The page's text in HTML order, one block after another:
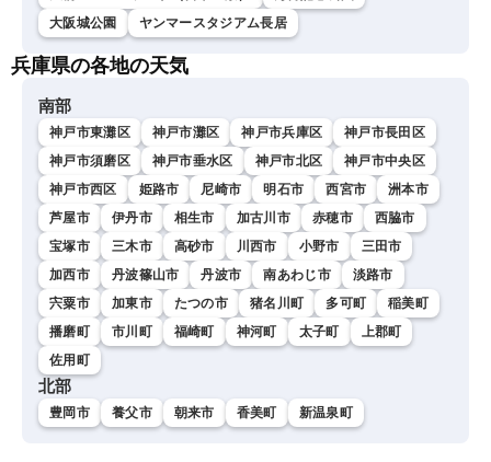
大阪城公園
ヤンマースタジアム長居
兵庫県の各地の天気
南部
神戸市東灘区 神戸市灘区 神戸市兵庫区
神戸市長田区
神戸市須磨区
神戸市垂水区 神戸市北区
神戸市中央区
神戸市西区
姫路市 尼崎市 明石市 西宮市
洲本市
芦屋市
伊丹市 相生市 加古川市 赤穂市
西脇市
宝塚市
三木市 高砂市 川西市 小野市
三田市
加西市
丹波篠山市 丹波市 南あわじ市
淡路市
宍粟市
加東市 たつの市 猪名川町 多可町
稲美町
播磨町
市川町 福崎町 神河町 太子町
上郡町
佐用町
北部
豊岡市 養父市 朝来市 香美町 新温泉町